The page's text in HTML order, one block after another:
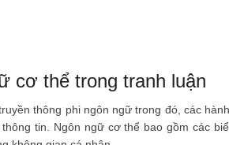
cơ thể trong tranh luận
thông phi ngôn ngữ trong đó, các
tin. Ngôn ngữ cơ thể bao gồm các